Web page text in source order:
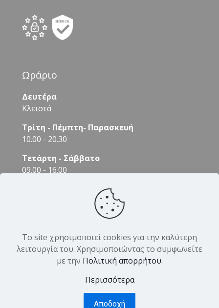
Ωράριο
Δευτέρα
Κλειστά
Τρίτη - Πέμπτη- Παρασκευή
10.00 - 20.30
Τετάρτη - Σάββατο
09.00 - 16.00
© 2026 DK Hair Products. All Rights Reserved.
Designed byYiannis Veslemes
Το site χρησιμοποιεί cookies για την καλύτερη
λειτουργία του. Χρησιμοποιώντας το συμφωνείτε
με την Πολιτική απορρήτου.
Περισσότερα
Αποδοχή